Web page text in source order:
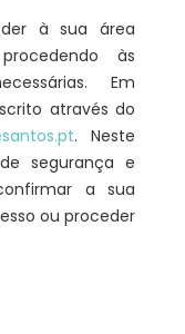
à sua área
às
Em
através do
. Neste
segurança e
a sua
ou proceder